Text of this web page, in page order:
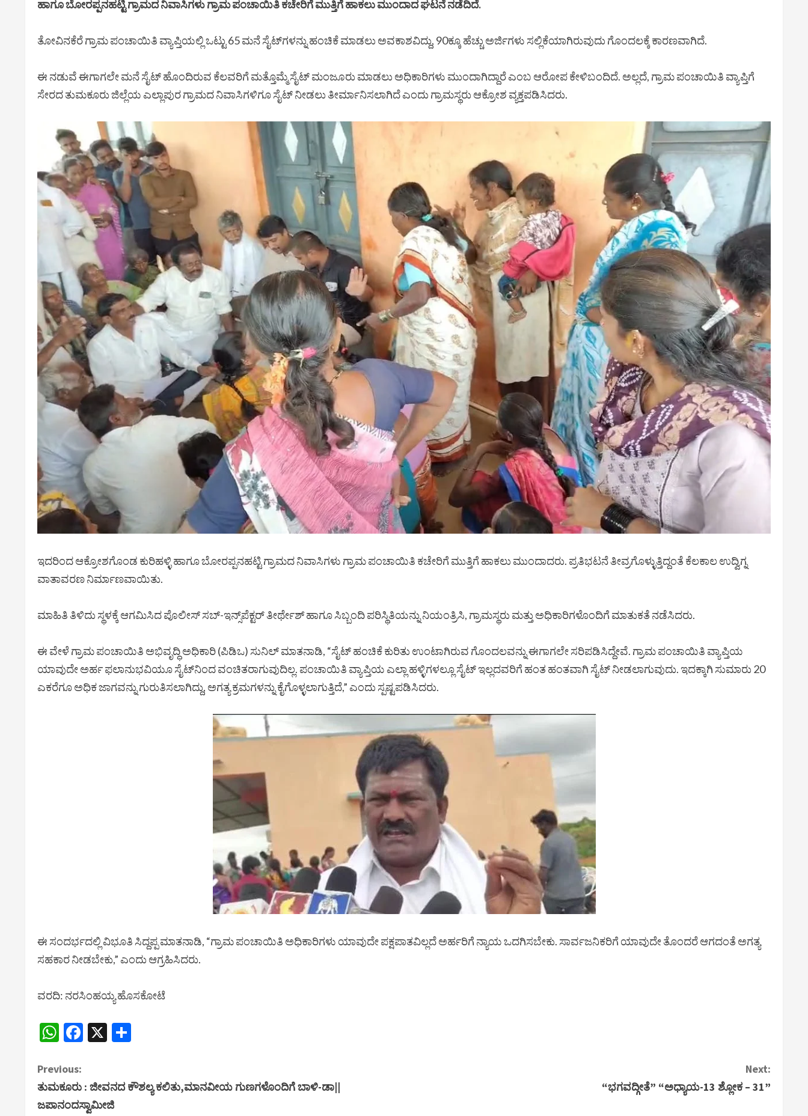
ಹಾಗೂ ಬೋರಪ್ಪನಹಟ್ಟಿ ಗ್ರಾಮದ ನಿವಾಸಿಗಳು ಗ್ರಾಮ ಪಂಚಾಯಿತಿ ಕಚೇರಿಗೆ ಮುತ್ತಿಗೆ ಹಾಕಲು ಮುಂದಾದ ಘಟನೆ ನಡೆದಿದೆ.
ತೋವಿನಕೆರೆ ಗ್ರಾಮ ಪಂಚಾಯಿತಿ ವ್ಯಾಪ್ತಿಯಲ್ಲಿ ಒಟ್ಟು 65 ಮನೆ ಸೈಟ್‌ಗಳನ್ನು ಹಂಚಿಕೆ ಮಾಡಲು ಅವಕಾಶವಿದ್ದು, 90ಕ್ಕೂ ಹೆಚ್ಚು ಅರ್ಜಿಗಳು ಸಲ್ಲಿಕೆಯಾಗಿರುವುದು ಗೊಂದಲಕ್ಕೆ ಕಾರಣವಾಗಿದೆ.
ಈ ನಡುವೆ ಈಗಾಗಲೇ ಮನೆ ಸೈಟ್ ಹೊಂದಿರುವ ಕೆಲವರಿಗೆ ಮತ್ತೊಮ್ಮೆ ಸೈಟ್ ಮಂಜೂರು ಮಾಡಲು ಅಧಿಕಾರಿಗಳು ಮುಂದಾಗಿದ್ದಾರೆ ಎಂಬ ಆರೋಪ ಕೇಳಿಬಂದಿದೆ. ಅಲ್ಲದೆ, ಗ್ರಾಮ ಪಂಚಾಯಿತಿ ವ್ಯಾಪ್ತಿಗೆ
ಸೇರದ ತುಮಕೂರು ಜಿಲ್ಲೆಯ ಎಲ್ಲಾಪುರ ಗ್ರಾಮದ ನಿವಾಸಿಗಳಿಗೂ ಸೈಟ್ ನೀಡಲು ತೀರ್ಮಾನಿಸಲಾಗಿದೆ ಎಂದು ಗ್ರಾಮಸ್ಥರು ಆಕ್ರೋಶ ವ್ಯಕ್ತಪಡಿಸಿದರು.
ಇದರಿಂದ ಆಕ್ರೋಶಗೊಂಡ ಕುರಿಹಳ್ಳಿ ಹಾಗೂ ಬೋರಪ್ಪನಹಟ್ಟಿ ಗ್ರಾಮದ ನಿವಾಸಿಗಳು ಗ್ರಾಮ ಪಂಚಾಯಿತಿ ಕಚೇರಿಗೆ ಮುತ್ತಿಗೆ ಹಾಕಲು ಮುಂದಾದರು. ಪ್ರತಿಭಟನೆ ತೀವ್ರಗೊಳ್ಳುತ್ತಿದ್ದಂತೆ ಕೆಲಕಾಲ ಉದ್ವಿಗ್ನ
ವಾತಾವರಣ ನಿರ್ಮಾಣವಾಯಿತು.
ಮಾಹಿತಿ ತಿಳಿದು ಸ್ಥಳಕ್ಕೆ ಆಗಮಿಸಿದ ಪೊಲೀಸ್ ಸಬ್‌-ಇನ್ಸ್‌ಪೆಕ್ಟರ್ ತೀರ್ಥೇಶ್ ಹಾಗೂ ಸಿಬ್ಬಂದಿ ಪರಿಸ್ಥಿತಿಯನ್ನು ನಿಯಂತ್ರಿಸಿ, ಗ್ರಾಮಸ್ಥರು ಮತ್ತು ಅಧಿಕಾರಿಗಳೊಂದಿಗೆ ಮಾತುಕತೆ ನಡೆಸಿದರು.
ಈ ವೇಳೆ ಗ್ರಾಮ ಪಂಚಾಯಿತಿ ಅಭಿವೃದ್ಧಿ ಅಧಿಕಾರಿ (ಪಿಡಿಒ) ಸುನಿಲ್ ಮಾತನಾಡಿ, “ಸೈಟ್ ಹಂಚಿಕೆ ಕುರಿತು ಉಂಟಾಗಿರುವ ಗೊಂದಲವನ್ನು ಈಗಾಗಲೇ ಸರಿಪಡಿಸಿದ್ದೇವೆ. ಗ್ರಾಮ ಪಂಚಾಯಿತಿ ವ್ಯಾಪ್ತಿಯ
ಯಾವುದೇ ಅರ್ಹ ಫಲಾನುಭವಿಯೂ ಸೈಟ್‌ನಿಂದ ವಂಚಿತರಾಗುವುದಿಲ್ಲ. ಪಂಚಾಯಿತಿ ವ್ಯಾಪ್ತಿಯ ಎಲ್ಲಾ ಹಳ್ಳಿಗಳಲ್ಲೂ ಸೈಟ್ ಇಲ್ಲದವರಿಗೆ ಹಂತ ಹಂತವಾಗಿ ಸೈಟ್ ನೀಡಲಾಗುವುದು. ಇದಕ್ಕಾಗಿ ಸುಮಾರು 20
ಎಕರೆಗೂ ಅಧಿಕ ಜಾಗವನ್ನು ಗುರುತಿಸಲಾಗಿದ್ದು, ಅಗತ್ಯ ಕ್ರಮಗಳನ್ನು ಕೈಗೊಳ್ಳಲಾಗುತ್ತಿದೆ,” ಎಂದು ಸ್ಪಷ್ಟಪಡಿಸಿದರು.
ಈ ಸಂದರ್ಭದಲ್ಲಿ ವಿಭೂತಿ ಸಿದ್ದಪ್ಪ ಮಾತನಾಡಿ, “ಗ್ರಾಮ ಪಂಚಾಯಿತಿ ಅಧಿಕಾರಿಗಳು ಯಾವುದೇ ಪಕ್ಷಪಾತವಿಲ್ಲದೆ ಅರ್ಹರಿಗೆ ನ್ಯಾಯ ಒದಗಿಸಬೇಕು. ಸಾರ್ವಜನಿಕರಿಗೆ ಯಾವುದೇ ತೊಂದರೆ ಆಗದಂತೆ ಅಗತ್ಯ
ಸಹಕಾರ ನೀಡಬೇಕು,” ಎಂದು ಆಗ್ರಹಿಸಿದರು.
ವರದಿ: ನರಸಿಂಹಯ್ಯ ಹೊಸಕೋಟೆ
WhatsApp
Facebook
X
C
o
Previous:
ತುಮಕೂರು : ಜೀವನದ ಕೌಶಲ್ಯ ಕಲಿತು,ಮಾನವೀಯ ಗುಣಗಳೊಂದಿಗೆ ಬಾಳಿ-ಡಾ||
ಜಪಾನಂದಸ್ವಾಮೀಜಿ
Next:
“ಭಗವದ್ಗೀತೆ” “ಅಧ್ಯಾಯ-13 ಶ್ಲೋಕ – 31”